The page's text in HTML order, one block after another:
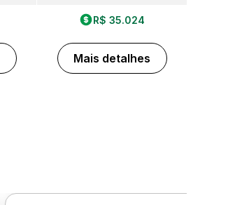
R$ 35.024
Mais detalhes